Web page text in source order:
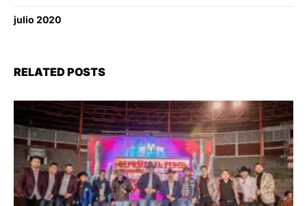
julio 2020
RELATED POSTS